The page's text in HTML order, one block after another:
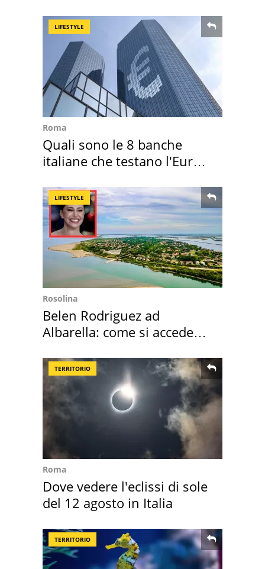
LIFESTYLE
Roma
Quali sono le 8 banche
italiane che testano l'Euro
LIFESTYLE
Rosolina
Belen Rodriguez ad
Albarella: come si accede
TERRITORIO
Roma
Dove vedere l'eclissi di sole
del 12 agosto in Italia
TERRITORIO